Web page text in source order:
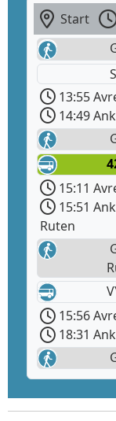
Start
13:55
14:49
15:11
15:51
Ruten
15:56
18:31